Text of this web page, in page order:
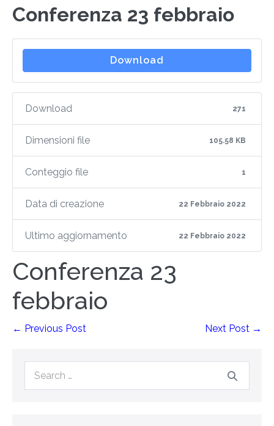
Conferenza 23 febbraio
Download
Download 271
Dimensioni file 105.58 KB
Conteggio file 1
Data di creazione 22 Febbraio 2022
Ultimo aggiornamento 22 Febbraio 2022
Conferenza 23
febbraio
← Previous Post Next Post →